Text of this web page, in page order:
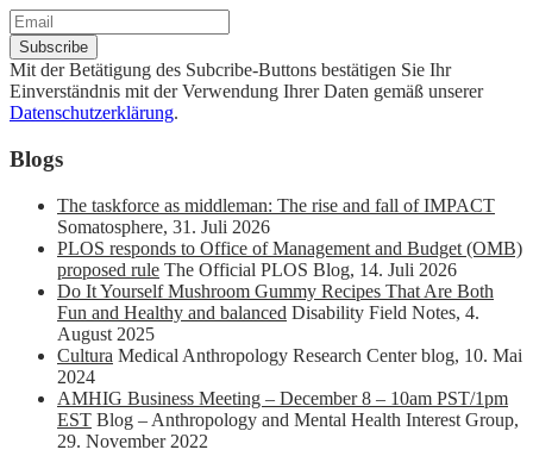
Mit der Betätigung des Subcribe-Buttons bestätigen Sie Ihr
Einverständnis mit der Verwendung Ihrer Daten gemäß unserer
Datenschutzerklärung.
Blogs
The taskforce as middleman: The rise and fall of IMPACT
Somatosphere, 31. Juli 2026
PLOS responds to Office of Management and Budget (OMB)
proposed rule The Official PLOS Blog, 14. Juli 2026
Do It Yourself Mushroom Gummy Recipes That Are Both
Fun and Healthy and balanced Disability Field Notes, 4.
August 2025
Cultura Medical Anthropology Research Center blog, 10. Mai
2024
AMHIG Business Meeting – December 8 – 10am PST/1pm
EST Blog – Anthropology and Mental Health Interest Group,
29. November 2022